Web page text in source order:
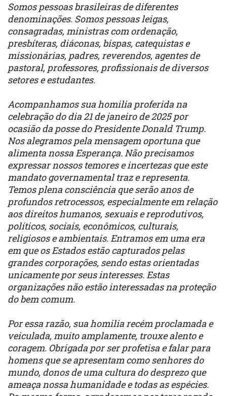
Somos pessoas brasileiras de diferentes
denominações. Somos pessoas leigas,
consagradas, ministras com ordenação,
presbíteras, diáconas, bispas, catequistas e
missionárias, padres, reverendos, agentes de
pastoral, professores, profissionais de diversos
setores e estudantes.
Acompanhamos sua homilia proferida na
celebração do dia 21 de janeiro de 2025 por
ocasião da posse do Presidente Donald Trump.
Nos alegramos pela mensagem oportuna que
alimenta nossa Esperança. Não precisamos
expressar nossos temores e incertezas que este
mandato governamental traz e representa.
Temos plena consciência que serão anos de
profundos retrocessos, especialmente em relação
aos direitos humanos, sexuais e reprodutivos,
políticos, sociais, econômicos, culturais,
religiosos e ambientais. Entramos em uma era
em que os Estados estão capturados pelas
grandes corporações, sendo estas orientadas
unicamente por seus interesses. Estas
organizações não estão interessadas na proteção
do bem comum.
Por essa razão, sua homilia recém proclamada e
veiculada, muito amplamente, trouxe alento e
coragem. Obrigada por ser profetisa e falar para
homens que se apresentam como senhores do
mundo, donos de uma cultura do desprezo que
ameaça nossa humanidade e todas as espécies.